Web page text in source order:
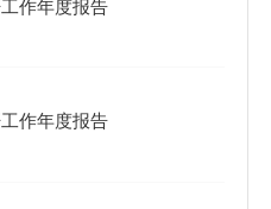
作年度报告
作年度报告